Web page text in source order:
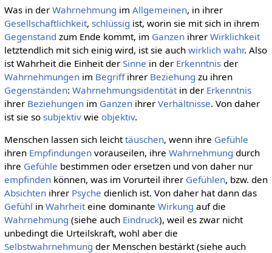
Was in der Wahrnehmung im Allgemeinen, in ihrer
Gesellschaftlichkeit, schlüssig ist, worin sie mit sich in ihrem
Gegenstand zum Ende kommt, im Ganzenihrer Wirklichkeit
letztendlich mit sich einig wird, ist sie auch wirklich wahr. Also
ist Wahrheit die Einheit der Sinne in der Erkenntnisder
Wahrnehmungenim Begriffihrer Beziehung zu ihren
Gegenständen: Wahrnehmungsidentitätin der Erkenntnis
ihrer Beziehungenim Ganzenihrer Verhältnisse. Von daher
ist sie so subjektivwie objektiv.
Menschen lassen sich leichttäuschen, wenn ihre Gefühle
ihren Empfindungenvorauseilen, ihre Wahrnehmung durch
ihre Gefühle bestimmen oder ersetzen und von daher nur
empfindenkönnen, was im Vorurteil ihrer Gefühlen, bzw. den
Absichtenihrer Psyche dienlich ist. Von daher hat dann das
Gefühl in Wahrheiteine dominante Wirkung auf die
Wahrnehmung (siehe auch Eindruck), weil es zwar nicht
unbedingt die Urteilskraft, wohl aber die
Selbstwahrnehmung der Menschen bestärkt (siehe auch